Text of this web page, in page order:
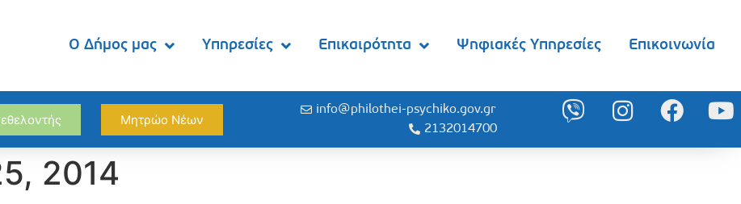
Ο Δήμος μας Υπηρεσίες Επικαιρότητα Ψηφιακές Υπηρεσίες Επικοινωνία
εθελοντής Μητρώο Νέων
info@philothei-psychiko.gov.gr
2132014700
2014